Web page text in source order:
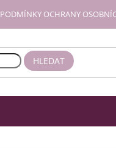
PODMÍNKY OCHRANY
HLEDAT